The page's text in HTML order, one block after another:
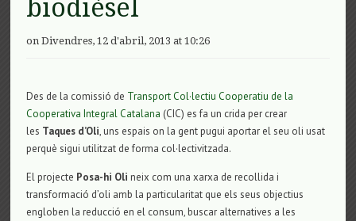
biodièsel
on Divendres, 12 d'abril, 2013 at 10:26
Des de la comissió de Transport Col·lectiu Cooperatiu de la
Cooperativa Integral Catalana (CIC) es fa un crida per crear
les Taques d’Oli, uns espais on la gent pugui aportar el seu oli usat
perquè sigui utilitzat de forma col·lectivitzada.
El projecte Posa-hi Oli neix com una xarxa de recollida i
transformació d’oli amb la particularitat que els seus objectius
engloben la reducció en el consum, buscar alternatives a les